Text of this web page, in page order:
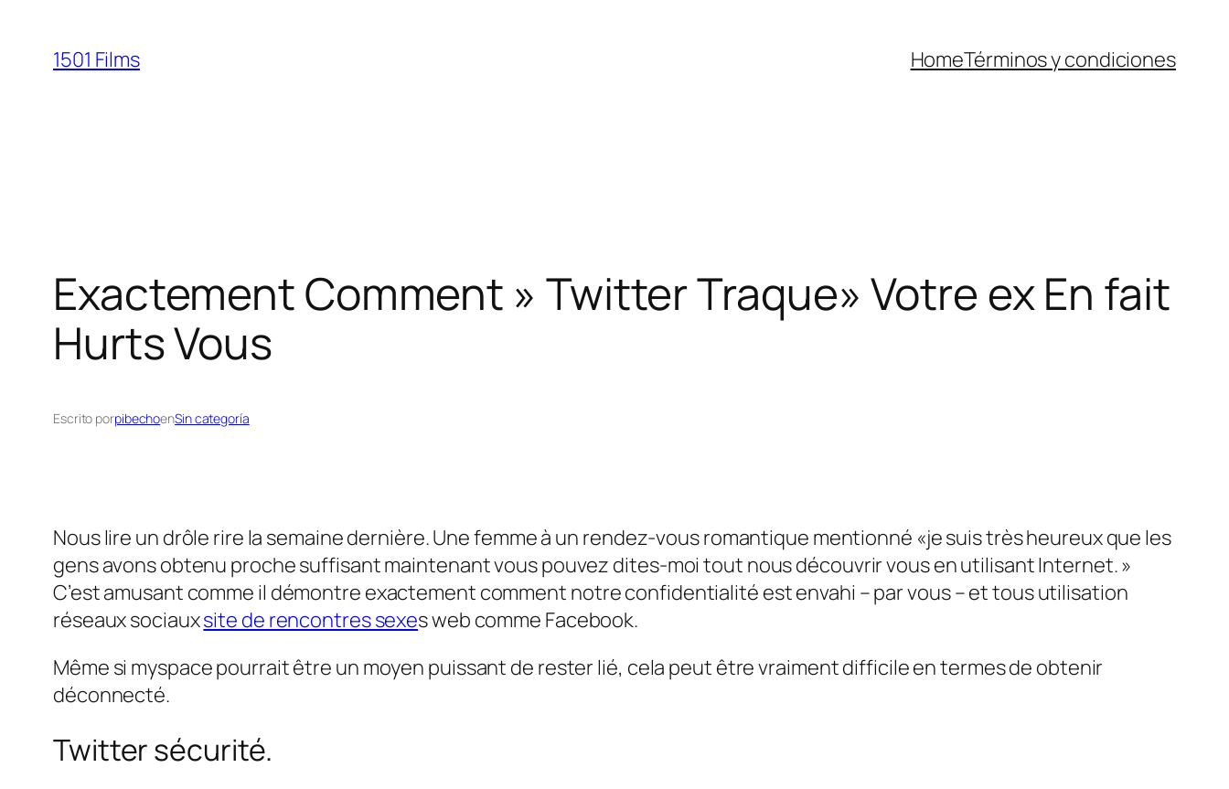
contenido
1501 Films HomeTérminos y condiciones
Exactement Comment » Twitter Traque» Votre ex En fait
Hurts Vous
Escrito porpibechoenSin categoría
Nous lire un drôle rire la semaine dernière. Une femme à un rendez-vous romantique mentionné «je suis très heureux que les
gens avons obtenu proche suffisant maintenant vous pouvez dites-moi tout nous découvrir vous en utilisant Internet. »
C’est amusant comme il démontre exactement comment notre confidentialité est envahi – par vous – et tous utilisation
réseaux sociauxsite de rencontres sexes web comme Facebook.
Même si myspace pourrait être un moyen puissant de rester lié, cela peut être vraiment difficile en termes de obtenir
déconnecté.
Twitter sécurité.